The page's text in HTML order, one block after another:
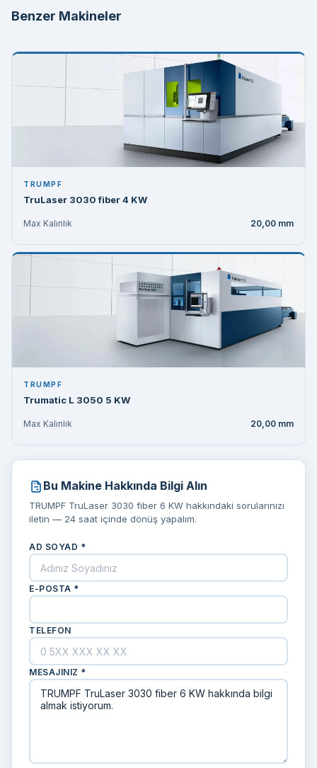
Benzer Makineler
TRUMPF
TruLaser 3030 fiber 4 KW
Max Kalınlık 20,00 mm
TRUMPF
Trumatic L 3050 5 KW
Max Kalınlık 20,00 mm
Bu Makine Hakkında Bilgi Alın
TRUMPF TruLaser 3030 fiber 6 KW hakkındaki sorularınızı
iletin — 24 saat içinde dönüş yapalım.
AD SOYAD *
E-POSTA *
TELEFON
MESAJINIZ *